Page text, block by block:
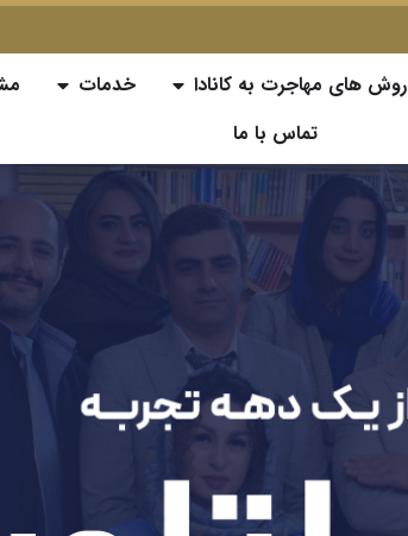
روش های مهاجرت به کانادا خدمات
تماس با ما